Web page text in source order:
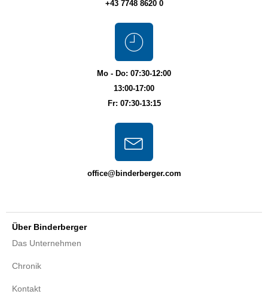
+43 7748 8620 0
Mo - Do: 07:30-12:00
13:00-17:00
Fr: 07:30-13:15
office@binderberger.com
Über Binderberger
Das Unternehmen
Chronik
Kontakt